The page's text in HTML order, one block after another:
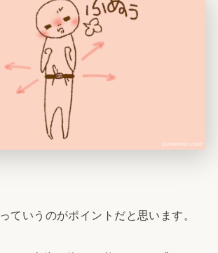
っていうのがポイントだと思います。